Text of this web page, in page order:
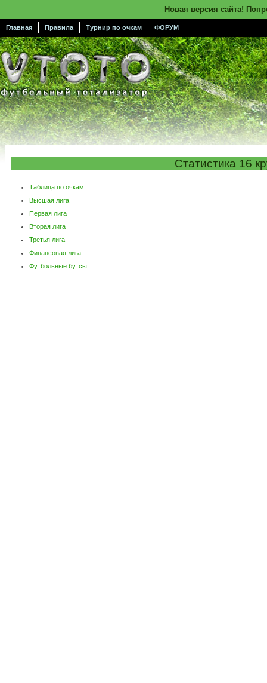
Новая версия сайта!
Главная Правила Турнир по очкам ФОРУМ
Статистика 16
Таблица по очкам
Высшая лига
Первая лига
Вторая лига
Третья лига
Финансовая лига
Футбольные бутсы